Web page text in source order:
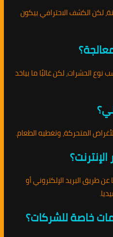
لكن الكشف الاحترافي بيكون
الحشرات، لكن غالبًا ما بياخد
المتحركة، وتغطيه الطعام.
طريق البريد الإلكتروني أو
خاصة للشركات؟